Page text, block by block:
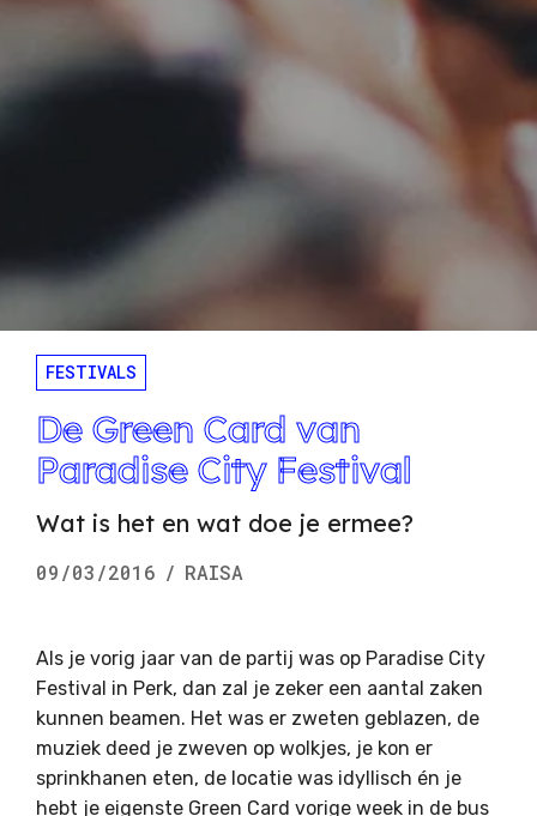
FESTIVALS
De Green Card van
Paradise City Festival
Wat is het en wat doe je ermee?
09/03/2016 / RAISA
Als je vorig jaar van de partij was op Paradise City
Festival in Perk, dan zal je zeker een aantal zaken
kunnen beamen. Het was er zweten geblazen, de
muziek deed je zweven op wolkjes, je kon er
sprinkhanen eten, de locatie was idyllisch én je
hebt je eigenste Green Card vorige week in de bus